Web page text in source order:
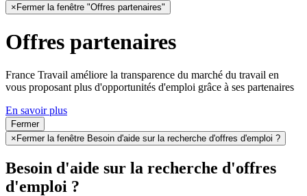
× Fermer la fenêtre "Offres partenaires"
Offres partenaires
France Travail améliore la transparence du marché du travail en
vous proposant plus d'opportunités d'emploi grâce à ses partenaires
En savoir plus
Fermer
× Fermer la fenêtre Besoin d'aide sur la recherche d'offres d'emploi ?
Besoin d'aide sur la recherche d'offres
d'emploi ?